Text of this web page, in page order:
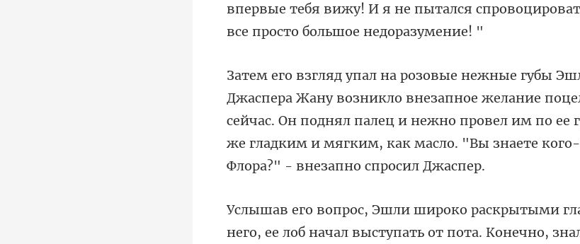
впервые тебя вижу! И я
е желание
сейчас. Он поднял палец и нежно провел им по ее
него, ее лоб начал выступать от пота.